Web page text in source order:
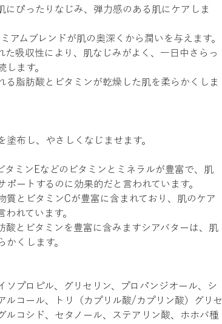
にぴったりなじみ、弾力感のある肌にケアしま
アムブレンドが肌の奥深くから潤いを与えます。
た吸収性により、肌なじみがよく、一日中さらっ
します。
る脂肪酸とビタミンが乾燥した肌を柔らかくしま
塗布し、やさしくなじませます。
タミンEなどのビタミンとミネラルが豊富で、肌
ポートするのに効果的だと言われています。
質とビタミンCが豊富に含まれており、肌のケア
われています。
酸とビタミンを豊富に含みますシアバターは、肌
かくします。
ソプロピル、グリセリン、プロパンジオール、シ
ルコール、トリ（カプリル酸/カプリン酸）グリセ
ルコシド、セタノール、ステアリン酸、ホホバ種